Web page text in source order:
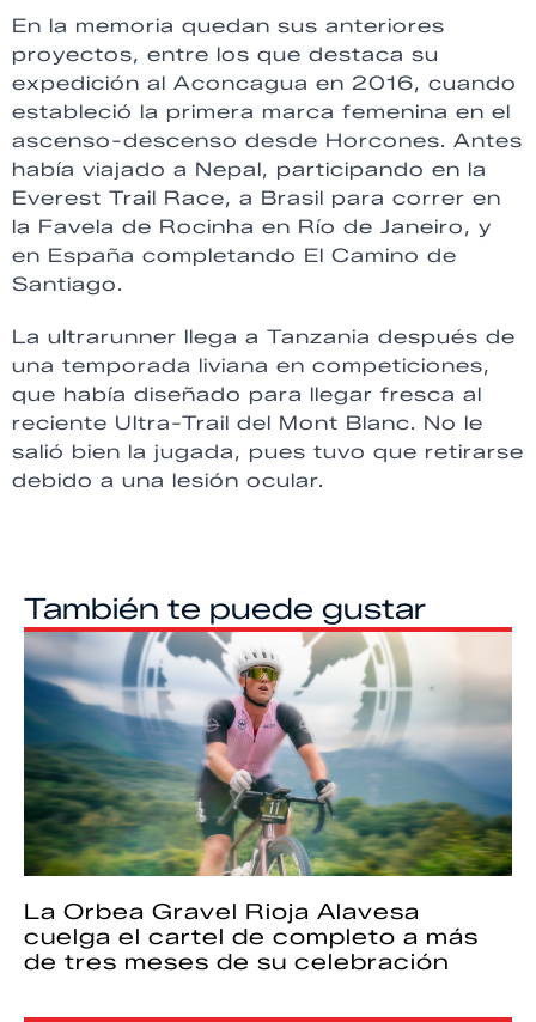
En la memoria quedan sus anteriores
proyectos, entre los que destaca su
expedición al Aconcagua en 2016, cuando
estableció la primera marca femenina en el
ascenso-descenso desde Horcones. Antes
había viajado a Nepal, participando en la
Everest Trail Race, a Brasil para correr en
la Favela de Rocinha en Río de Janeiro, y
en España completando El Camino de
Santiago.
La ultrarunner llega a Tanzania después de
una temporada liviana en competiciones,
que había diseñado para llegar fresca al
reciente Ultra-Trail del Mont Blanc. No le
salió bien la jugada, pues tuvo que retirarse
debido a una lesión ocular.
También te puede gustar
La Orbea Gravel Rioja Alavesa
cuelga el cartel de completo a más
de tres meses de su celebración